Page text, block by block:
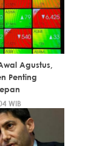
Agustus,
Penting
WIB